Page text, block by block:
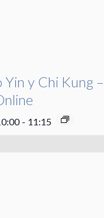
Yin y Chi Kung –
- 11:15